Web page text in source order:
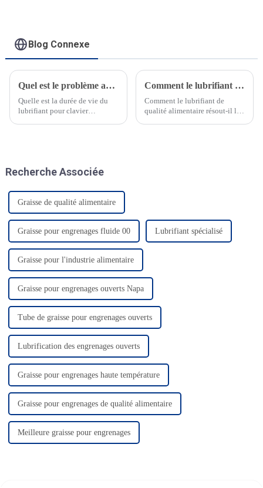
Blog Connexe
Quel est le problème avec la lubrification du clavier mécanique ?
Quelle est la durée de vie du
lubrifiant pour clavier
problème fréquent se pose
Comment le lubrifiant de qualité alimentaire résout-il les problèmes de lubrification des usines de granulés d'aliments pour animaux ?
Comment le lubrifiant de
qualité alimentaire résout-il les
Recherche Associée
Graisse de qualité alimentaire
Graisse pour engrenages fluide 00 Lubrifiant spécialisé
Graisse pour l'industrie alimentaire
Graisse pour engrenages ouverts Napa
Tube de graisse pour engrenages ouverts
Lubrification des engrenages ouverts
Graisse pour engrenages haute température
Graisse pour engrenages de qualité alimentaire
Meilleure graisse pour engrenages